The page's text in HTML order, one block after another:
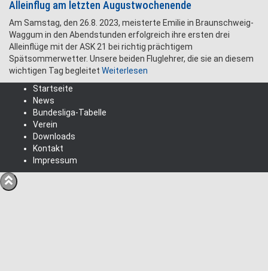
Alleinflug am letzten Augustwochenende
Am Samstag, den 26.8. 2023, meisterte Emilie in Braunschweig-
Waggum in den Abendstunden erfolgreich ihre ersten drei
Alleinflüge mit der ASK 21 bei richtig prächtigem
Spätsommerwetter. Unsere beiden Fluglehrer, die sie an diesem
wichtigen Tag begleitet Weiterlesen
Startseite
News
Bundesliga-Tabelle
Verein
Downloads
Kontakt
Impressum